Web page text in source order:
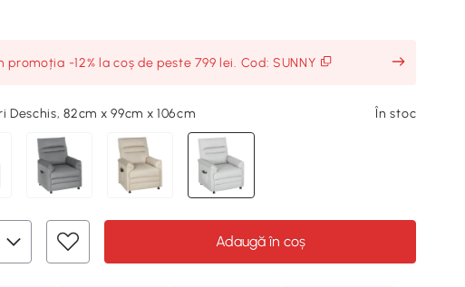
promoția -12% la coș de peste 799 lei. Cod: SUNNY
Deschis, 82cm x 99cm x 106cm În stoc
Adaugă în coș